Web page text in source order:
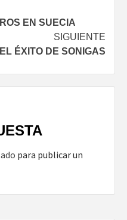
EN SUECIA
SIGUIENTE
ÉXITO DE SONIGAS
para publicar un